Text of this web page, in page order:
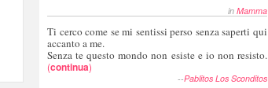
in Mamma
Ti cerco come se mi sentissi perso senza saperti qui
accanto a me.
Senza te questo mondo non esiste e io non resisto.
(continua)
--Pablitos Los Sconditos